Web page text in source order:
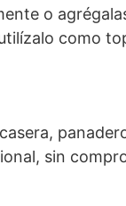
o
como
sin